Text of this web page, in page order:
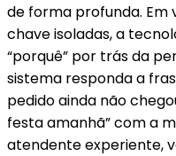
de forma profunda.
chave isoladas, a
“porquê” por trás da
sistema responda a
pedido ainda não
festa amanhã” com a
atendente experiente,